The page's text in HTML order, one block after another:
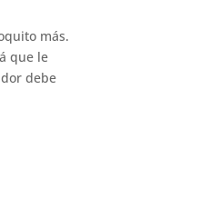
más.
que le
debe